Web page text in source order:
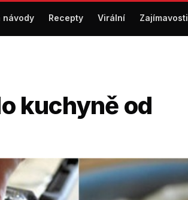
návody Recepty Virální Zajímavosti
kuchyně od